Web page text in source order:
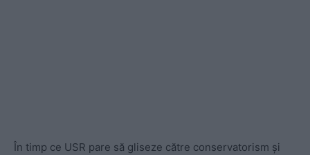
În timp ce USR pare să gliseze către conservatorism și